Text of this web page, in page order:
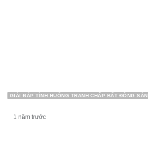
GIẢI ĐÁP TÌNH HUỐNG TRANH CHẤP BẤT ĐỘNG SẢN
1 năm trước